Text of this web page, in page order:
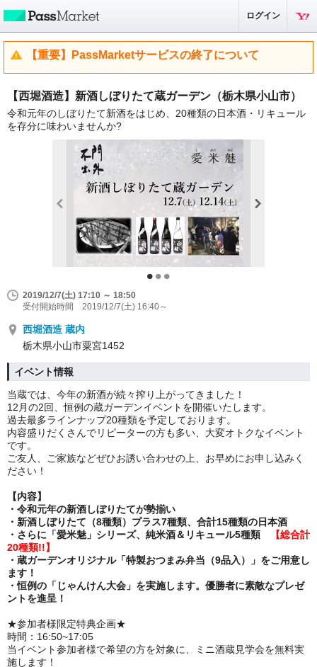
ログイン
【重要】PassMarketサービスの終了について
【西堀酒造】新酒しぼりたて蔵ガーデン（栃木県小山市）
令和元年のしぼりたて新酒をはじめ、20種類の日本酒・リキュール
を存分に味わいませんか?
2019/12/7(土) 17:10 ～ 18:50
受付開始時間 2019/12/7(土) 16:40～
西堀酒造 蔵内
栃木県小山市粟宮1452
イベント情報
当蔵では、今年の新酒が続々搾り上がってきました！
12月の2回、恒例の蔵ガーデンイベントを開催いたします。
過去最多ラインナップ20種類を予定しております。
内容盛りだくさんでリピーターの方も多い、大変オトクなイベント
です。
ご友人、ご家族などぜひお誘い合わせの上、お早めにお申し込みく
ださい！
【内容】
・令和元年の新酒しぼりたてが勢揃い
・新酒しぼりたて（8種類）プラス7種類、合計15種類の日本酒
・さらに「愛米魅」シリーズ、純米酒＆リキュール5種類
【総合計
20種類!!】
・蔵ガーデンオリジナル「特製おつまみ弁当（9品入）」をご用意し
ます！
・恒例の「じゃんけん大会」を実施します。優勝者に素敵なプレゼ
ントを進呈！
★参加者様限定特典企画★
時間：16:50~17:05
当イベント参加者様で希望の方を対象に、ミニ酒蔵見学会を無料実
施します！